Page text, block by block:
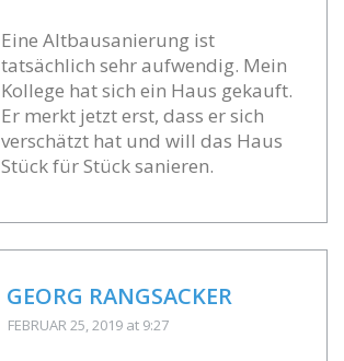
Eine Altbausanierung ist
tatsächlich sehr aufwendig. Mein
Kollege hat sich ein Haus gekauft.
Er merkt jetzt erst, dass er sich
verschätzt hat und will das Haus
Stück für Stück sanieren.
GEORG RANGSACKER
FEBRUAR 25, 2019 at 9:27